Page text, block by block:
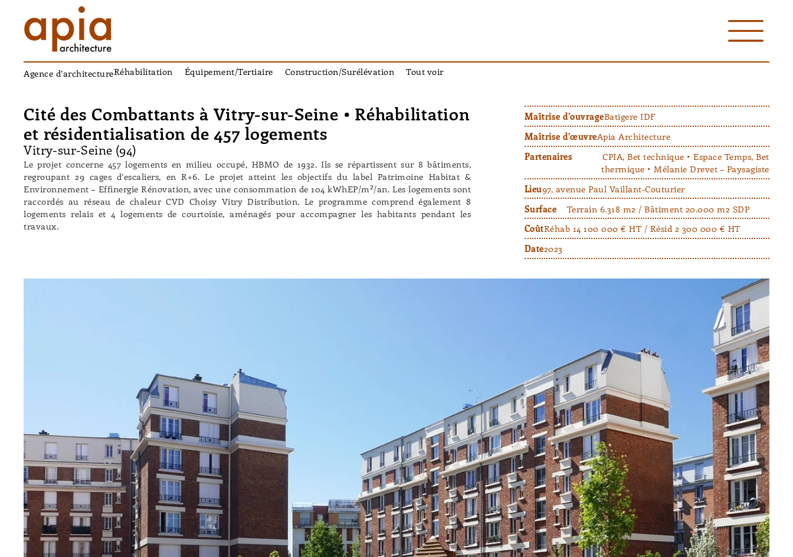
Agence d’architectureRéhabilitation Équipement/Tertiaire Construction/Surélévation Tout voir
Cité des Combattants à Vitry-sur-Seine • Réhabilitation
et résidentialisation de 457 logements
Vitry-sur-Seine (94)
Le projet concerne 457 logements en milieu occupé, HBMO de 1932. Ils se répartissent sur 8 bâtiments,
regroupant 29 cages d’escaliers, en R+6. Le projet atteint les objectifs du label Patrimoine Habitat &
Environnement – Effinergie Rénovation, avec une consommation de 104 kWhEP/m²/an. Les logements sont
raccordés au réseau de chaleur CVD Choisy Vitry Distribution. Le programme comprend également 8
logements relais et 4 logements de courtoisie, aménagés pour accompagner les habitants pendant les
travaux.
Maîtrise d’ouvrageBatigere IDF
Maîtrise d’œuvreApia Architecture
Partenaires
CPIA, Bet technique • Espace Temps, Bet
thermique • Mélanie Drevet – Paysagiste
Lieu97, avenue Paul Vaillant-Couturier
Surface
Terrain 6.318 m2 / Bâtiment 20.000 m2 SDP
CoûtRéhab 14 100 000 € HT / Résid 2 300 000 € HT
Date2023